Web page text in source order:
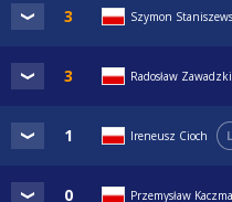
Szymon
Radosław Zawadzki
Ireneusz Cioch L
Przemysław